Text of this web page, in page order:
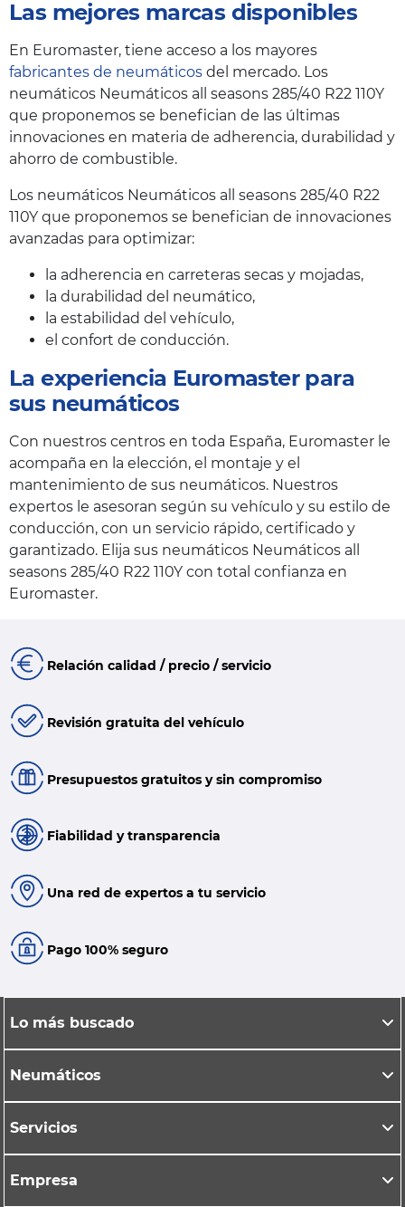
Las mejores marcas disponibles
En Euromaster, tiene acceso a los mayores
fabricantes de neumáticos del mercado. Los
neumáticos Neumáticos all seasons 285/40 R22 110Y
que proponemos se benefician de las últimas
innovaciones en materia de adherencia, durabilidad y
ahorro de combustible.
Los neumáticos Neumáticos all seasons 285/40 R22
110Y que proponemos se benefician de innovaciones
avanzadas para optimizar:
la adherencia en carreteras secas y mojadas,
la durabilidad del neumático,
la estabilidad del vehículo,
el confort de conducción.
La experiencia Euromaster para
sus neumáticos
Con nuestros centros en toda España, Euromaster le
acompaña en la elección, el montaje y el
mantenimiento de sus neumáticos. Nuestros
expertos le asesoran según su vehículo y su estilo de
conducción, con un servicio rápido, certificado y
garantizado. Elija sus neumáticos Neumáticos all
seasons 285/40 R22 110Y con total confianza en
Euromaster.
Relación calidad / precio / servicio
Revisión gratuita del vehículo
Presupuestos gratuitos y sin compromiso
Fiabilidad y transparencia
Una red de expertos a tu servicio
Pago 100% seguro
Lo más buscado
Neumáticos
Servicios
Empresa